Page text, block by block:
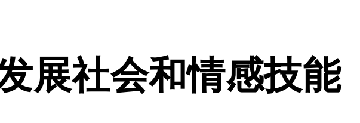
展社会和情感技能